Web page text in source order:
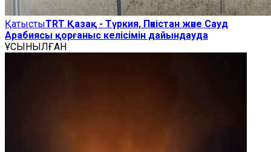
ҚатыстыTRT Қазақ - Түркия, Пәкістан және Сауд
Арабиясы қорғаныс келісімін дайындауда
ҰСЫНЫЛҒАН